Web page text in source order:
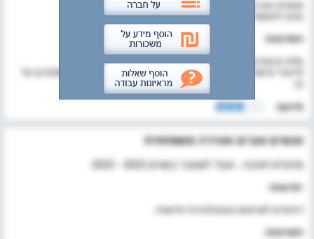
מהבית/משרד - מה שנוח לך
חסרונות:
מלא קיצוצים ב3 שנים אחרונות. אין ביטחון תעסוקתי.
לדעתי מישהו למעלה עושה החלטות לא נכונות והעובדים משלמים על
סיכום:
אנשים טובים ואווירה משפחתית
מהנדס תוכנה , עובד לשעבר בשנים 2022 - 2022
יתרונות:
דוחפים לשימוש בטכנולוגיות חדשות.
חסרונות: